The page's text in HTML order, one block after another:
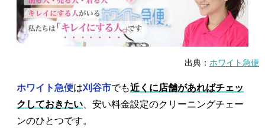
出典： ホワイト急便
ホワイト急便は刈谷市でも近くに店舗があればチェッ
クしておきたい 、安い料金設定のクリーニングチェー
ンのひとつです。